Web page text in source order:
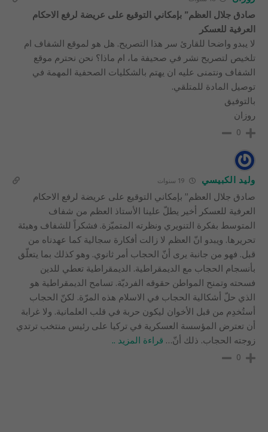
صادق جلال العظم” بإمكاني التوقيع على عريضة لرفع الاحكام
العرفية للعسكر
لا يبدو واضحا للقارئ سر هذا التصريح. هل هو لموقع الشفاف ام
تلخيص لتصريح نشر في صحيفة ما، ام ماذا؟ نحن نحترم موقع
الشفاف ونتمنى عليه ان يهتم بالشكليات الصحفية المهمة في
توصيل المادة للمتلقي.
بالتوفيق
روزان
0
وليد الكبيسي
صادق جلال العظم” بإمكاني التوقيع على عريضة لرفع الاحكام
العرفية للعسكر أخير يطلّ علينا الأستاذ العظم من شفاف
المتوسط بفكرة التنويري ونظرته المتميّزة. فشكراً للشفاف وهيئة
تحريرها. ويبدو انّ العظم لا زالت أفكارة سجالية كما عهدناه من
قبل. فهو من جانبة يرى أنّ الحجاب أمر ثانوي. وهو كذلك بما يتعلّق
بأنسجام الحجاب مع الديمقراطية. الديمقراطية تعطي للدين
فسحته وتمنح المواطن حقوقه الفرديّة. تسامح الديمقراطية هو
الذي حلّ أشكالية الحجاب في الاسلام هذه المرّة. لكنّ الحجاب
أستُخدِم من قبل الأخوان ليكون حربة في قلب العلمانية. ولا غرابة
أن تعترض المؤسسة العسكرية في تركيا على رئيس منتخب ترتدي
زوجته الحجاب. ذلك أنّ… قراءة المزيد ..
0